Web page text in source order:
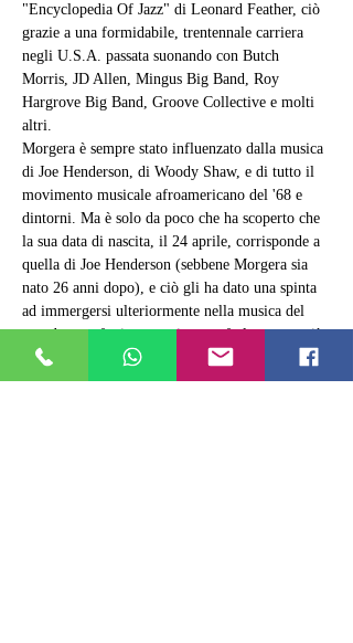
"Encyclopedia Of Jazz" di Leonard Feather, ciò
grazie a una formidabile, trentennale carriera
negli U.S.A. passata suonando con Butch
Morris, JD Allen, Mingus Big Band, Roy
Hargrove Big Band, Groove Collective e molti
altri.
Morgera è sempre stato influenzato dalla musica
di Joe Henderson, di Woody Shaw, e di tutto il
movimento musicale afroamericano del '68 e
dintorni. Ma è solo da poco che ha scoperto che
la sua data di nascita, il 24 aprile, corrisponde a
quella di Joe Henderson (sebbene Morgera sia
nato 26 anni dopo), e ciò gli ha dato una spinta
ad immergersi ulteriormente nella musica del
grande sassofonista americano e farla ancora più
sua. Il risultato è questo tributo…